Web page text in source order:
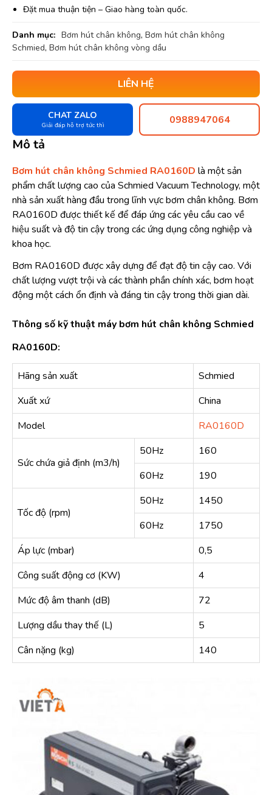
Đặt mua thuận tiện – Giao hàng toàn quốc.
Danh mục: Bơm hút chân không, Bơm hút chân không
Schmied, Bơm hút chân không vòng dầu
LIÊN HỆ
CHAT ZALO
Giải đáp hỗ trợ tức thì 0988947064
Mô tả
Bơm hút chân không Schmied RA0160D là một sản
phẩm chất lượng cao của Schmied Vacuum Technology, một
nhà sản xuất hàng đầu trong lĩnh vực bơm chân không. Bơm
RA0160D được thiết kế để đáp ứng các yêu cầu cao về
hiệu suất và độ tin cậy trong các ứng dụng công nghiệp và
khoa học.
Bơm RA0160D được xây dựng để đạt độ tin cậy cao. Với
chất lượng vượt trội và các thành phần chính xác, bơm hoạt
động một cách ổn định và đáng tin cậy trong thời gian dài.
Thông số kỹ thuật máy bơm hút chân không Schmied
RA0160D:
Hãng sản xuất
Schmied
Xuất xứ
China
Model
RA0160D
Sức chứa giả định (m3/h)
50Hz
160
60Hz
190
Tốc độ (rpm)
50Hz
1450
60Hz
1750
Áp lực (mbar)
0,5
Công suất động cơ (KW)
4
Mức độ âm thanh (dB)
72
Lượng dầu thay thế (L)
5
Cân nặng (kg)
140